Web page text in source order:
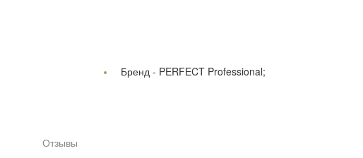
Бренд - PERFECT Professional;
Отзывы